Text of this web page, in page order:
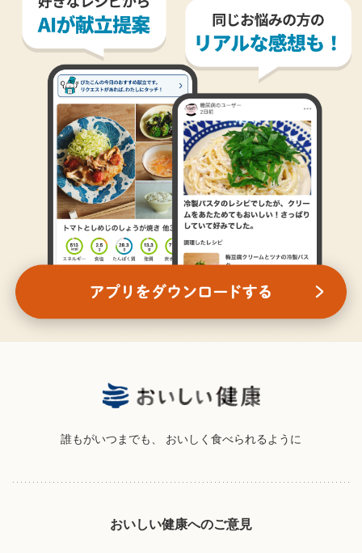
誰もがいつまでも、 おいしく食べられるように
おいしい健康へのご意見